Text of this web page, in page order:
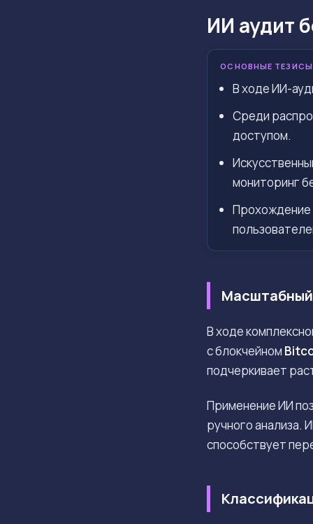
ИИ аудит
ОСНОВНЫЕ ТЕЗИСЫ
В ходе ИИ-
Среди
доступом.
мониторинг
Прохождение
Масштабный
В ходе
с блокчейном
подчеркивает
Применение ИИ
ручного
способствует